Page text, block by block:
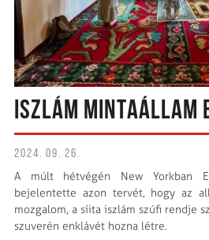
ISZLÁM MINTAÁLLAM
2024. 09. 26.
A múlt hétvégén New Yorkban
bejelentette azon tervét, hogy az
mozgalom, a síita iszlám szúfi rendje
szuverén enklávét hozna létre.